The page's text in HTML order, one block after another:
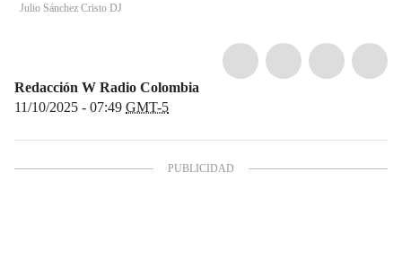
Julio Sánchez Cristo DJ
Redacción W Radio Colombia
11/10/2025 - 07:49 GMT-5